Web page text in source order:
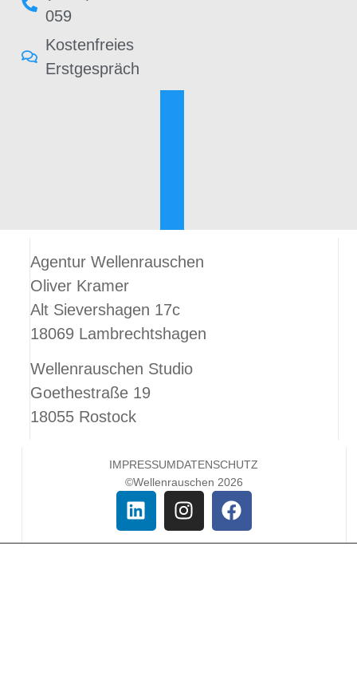
059
Kostenfreies
Erstgespräch
Agentur Wellenrauschen
Oliver Kramer
Alt Sievershagen 17c
18069 Lambrechtshagen
Wellenrauschen Studio
Goethestraße 19
18055 Rostock
IMPRESSUMDATENSCHUTZ
©Wellenrauschen 2026